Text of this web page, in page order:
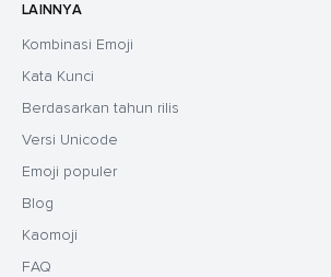
LAINNYA
Kombinasi Emoji
Kata Kunci
Berdasarkan tahun rilis
Versi Unicode
Emoji populer
Blog
Kaomoji
FAQ